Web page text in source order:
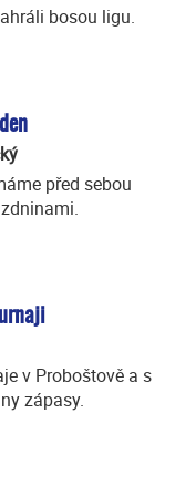
bosou ligu.
před sebou
v Proboštově a s
zápasy.